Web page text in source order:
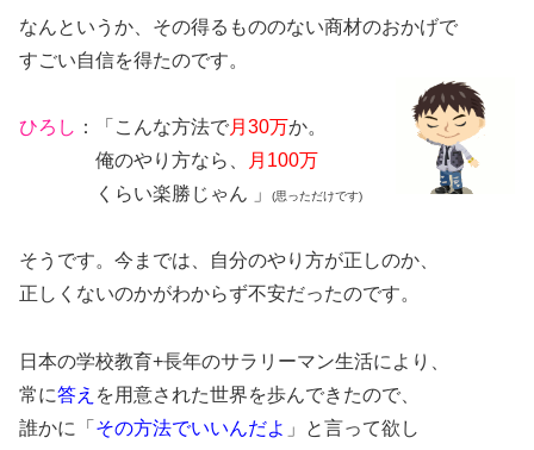
なんというか、その得るもののない商材のおかげで
すごい自信を得たのです。
ひろし ：「こんな方法で月30万か。
俺のやり方なら、
月100万
くらい楽勝じゃん 」
(思っただけです)
そうです。今までは、自分のやり方が正しのか、
正しくないのかがわからず不安だったのです。
日本の学校教育+長年のサラリーマン生活により、
常に答え を用意された世界を歩んできたので、
誰かに「 その方法でいいんだよ 」と言って欲し